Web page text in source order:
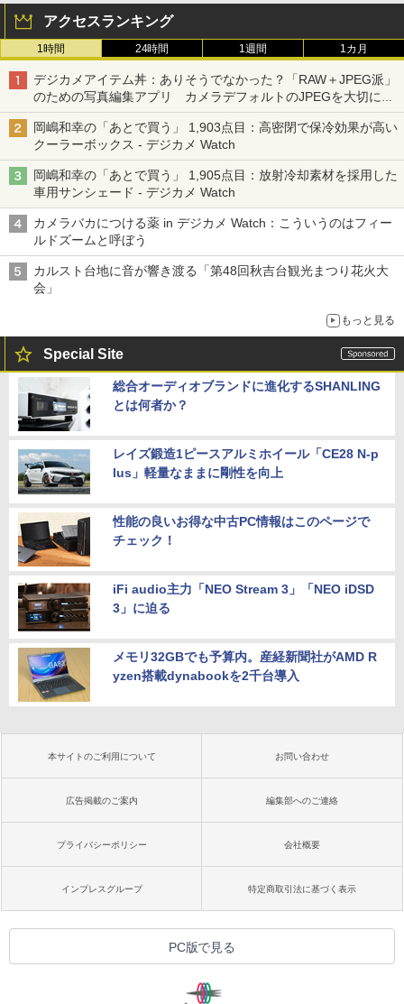
アクセスランキング
1時間 24時間 1週間 1カ月
デジカメアイテム丼：ありそうでなかった？「RAW＋JPEG派」
のための写真編集アプリ カメラデフォルトのJPEGを大切にす
る「Filmator」
岡嶋和幸の「あとで買う」 1,903点目：高密閉で保冷効果が高い
クーラーボックス - デジカメ Watch
岡嶋和幸の「あとで買う」 1,905点目：放射冷却素材を採用した
車用サンシェード - デジカメ Watch
カメラバカにつける薬 in デジカメ Watch：こういうのはフィー
ルドズームと呼ぼう
カルスト台地に音が響き渡る「第48回秋吉台観光まつり花火大
会」
もっと見る
Special Site
総合オーディオブランドに進化するSHANLING
とは何者か？
レイズ鍛造1ピースアルミホイール「CE28 N-p
lus」軽量なままに剛性を向上
性能の良いお得な中古PC情報はこのページで
チェック！
iFi audio主力「NEO Stream 3」「NEO iDSD
3」に迫る
メモリ32GBでも予算内。産経新聞社がAMD R
yzen搭載dynabookを2千台導入
本サイトのご利用について お問い合わせ
広告掲載のご案内 編集部へのご連絡
プライバシーポリシー 会社概要
インプレスグループ 特定商取引法に基づく表示
PC版で見る